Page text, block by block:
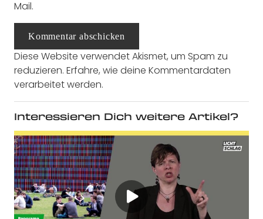
Mail.
Kommentar abschicken
Diese Website verwendet Akismet, um Spam zu
reduzieren. Erfahre, wie deine Kommentardaten
verarbeitet werden.
Interessieren Dich weitere Artikel?